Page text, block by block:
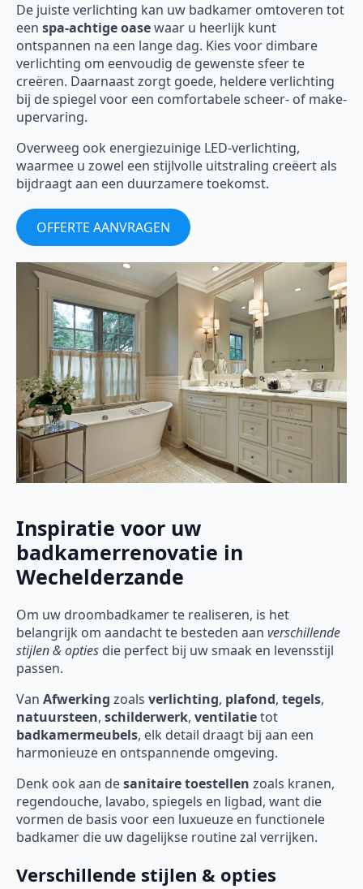
De juiste verlichting kan uw badkamer omtoveren tot
een spa-achtige oasewaar u heerlijk kunt
ontspannen na een lange dag. Kies voor dimbare
verlichting om eenvoudig de gewenste sfeer te
creëren. Daarnaast zorgt goede, heldere verlichting
bij de spiegel voor een comfortabele scheer- of make-
upervaring.
Overweeg ook energiezuinige LED-verlichting,
waarmee u zowel een stijlvolle uitstraling creëert als
bijdraagt aan een duurzamere toekomst.
OFFERTE AANVRAGEN
Inspiratie voor uw
badkamerrenovatie in
Wechelderzande
Om uw droombadkamer te realiseren, is het
belangrijk om aandacht te besteden aan verschillende
stijlen & opties die perfect bij uw smaak en levensstijl
passen.
Van Afwerking zoals verlichting, plafond, tegels,
natuursteen, schilderwerk, ventilatietot
badkamermeubels, elk detail draagt bij aan een
harmonieuze en ontspannende omgeving.
Denk ook aan desanitaire toestellen zoals kranen,
regendouche, lavabo, spiegels en ligbad, want die
vormen de basis voor een luxueuze en functionele
badkamer die uw dagelijkse routine zal verrijken.
Verschillende stijlen & opties